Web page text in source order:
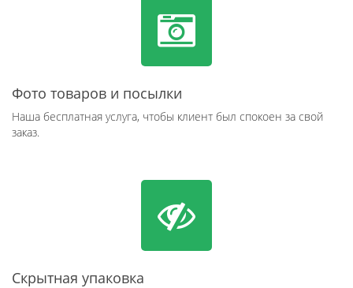
Фото товаров и посылки
Наша бесплатная услуга, чтобы клиент был спокоен за свой
заказ.
Скрытная упаковка